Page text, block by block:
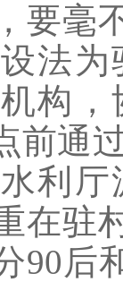
要毫
法
构
前通
利
在驻
90后